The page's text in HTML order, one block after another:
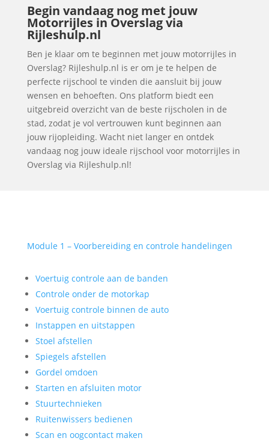
Begin vandaag nog met jouw
Motorrijles in Overslag via
Rijleshulp.nl
Ben je klaar om te beginnen met jouw motorrijles in
Overslag? Rijleshulp.nl is er om je te helpen de
perfecte rijschool te vinden die aansluit bij jouw
wensen en behoeften. Ons platform biedt een
uitgebreid overzicht van de beste rijscholen in de
stad, zodat je vol vertrouwen kunt beginnen aan
jouw rijopleiding. Wacht niet langer en ontdek
vandaag nog jouw ideale rijschool voor motorrijles in
Overslag via Rijleshulp.nl!
Module 1 – Voorbereiding en controle handelingen
Voertuig controle aan de banden
Controle onder de motorkap
Voertuig controle binnen de auto
Instappen en uitstappen
Stoel afstellen
Spiegels afstellen
Gordel omdoen
Starten en afsluiten motor
Stuurtechnieken
Ruitenwissers bedienen
Scan en oogcontact maken